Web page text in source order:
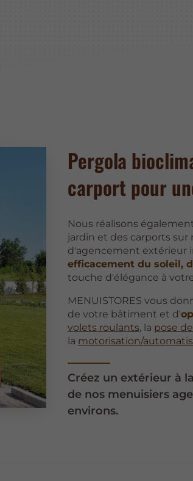
Pergola
carport pour
Nous réalisons
jardin et des carports sur
d'agencement extérieur
efficacement du soleil,
touche d'élégance à
MENUISTORES vous
de votre bâtiment et d'
volets roulants, la pose
la motorisation/
Créez un extérieur à
de nos menuisiers
environs.